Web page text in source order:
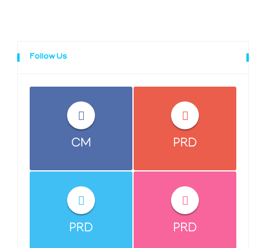
Follow Us
CM PRD
PRD PRD